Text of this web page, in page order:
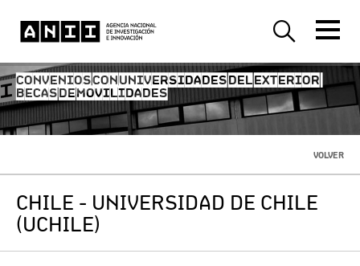
CONVENIOS CON UNIVERSIDADES DEL EXTERIOR -
BECAS DE MOVILIDADES
VOLVER
CHILE - UNIVERSIDAD DE CHILE
(UCHILE)